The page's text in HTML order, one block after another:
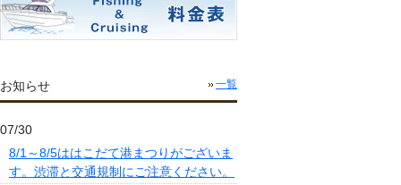
お知らせ 一覧
07/30
8/1～8/5ははこだて港まつりがございま
す。渋滞と交通規制にご注意ください。